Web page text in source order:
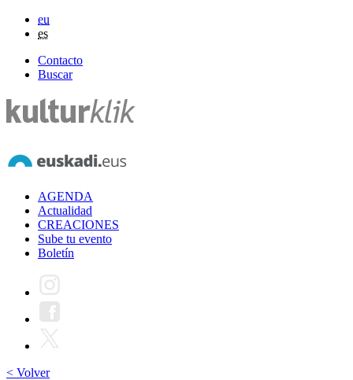
eu
es
Contacto
Buscar
AGENDA
Actualidad
CREACIONES
Sube tu evento
Boletín
< Volver